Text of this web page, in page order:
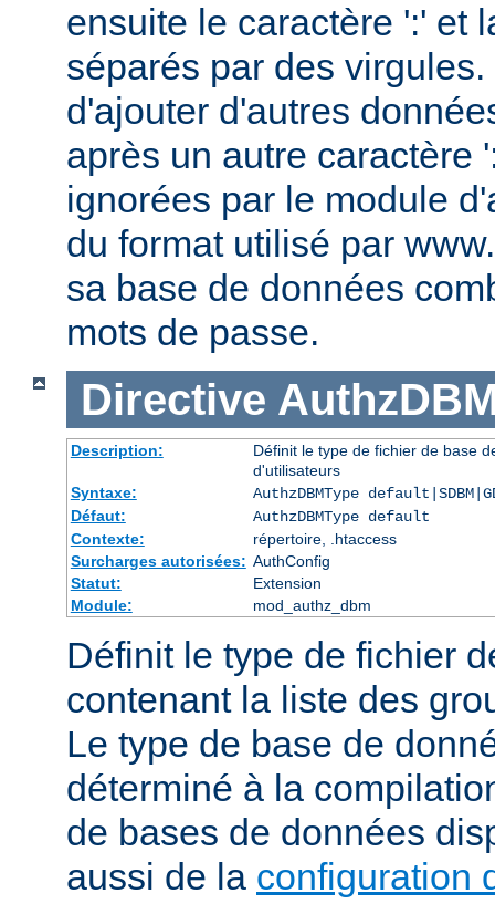
ensuite le caractère ':' et
séparés par des
d'ajouter d'autres
après un autre caractère
ignorées par le module
du format utilisé par
sa base de données
mots de passe.
Directive
Description:
Définit le type de fichier de base
d'utilisateurs
Syntaxe:
AuthzDBMType
Défaut:
AuthzDBMType default
Contexte:
répertoire, .htaccess
Surcharges autorisées: AuthConfig
Statut:
Extension
Module:
mod_authz_dbm
Définit le type de fichier
contenant la liste des
Le type de base de
déterminé à la
de bases de données
aussi de la configuration